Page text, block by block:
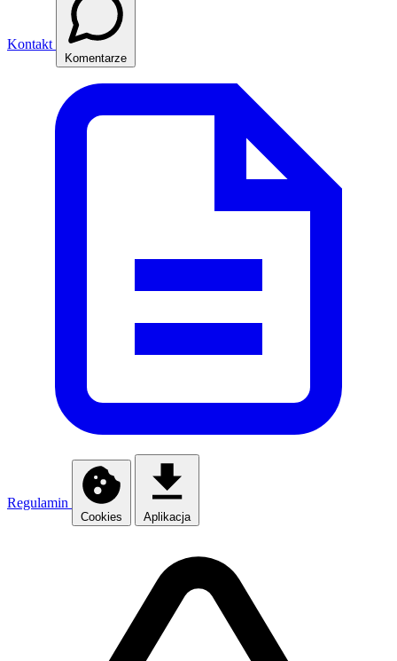
Kontakt
Komentarze
Regulamin
Cookies Aplikacja